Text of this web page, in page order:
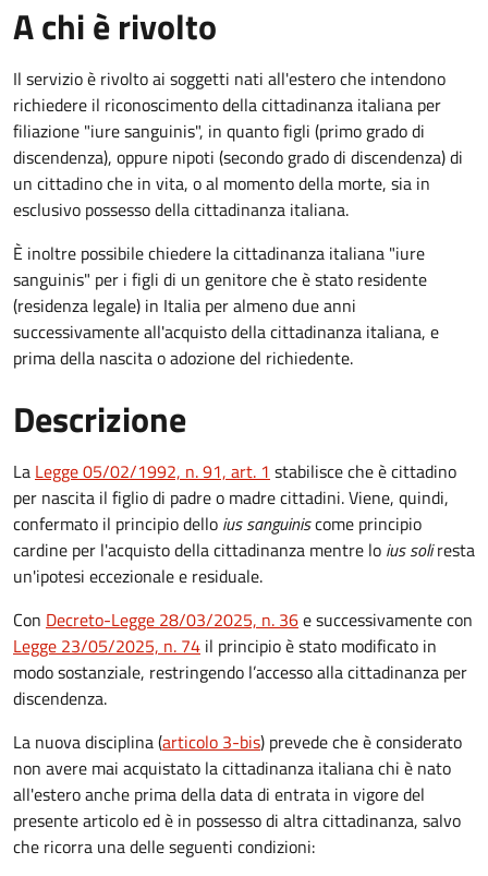
A chi è rivolto
Il servizio è rivolto ai soggetti nati all'estero che intendono
richiedere il riconoscimento della cittadinanza italiana per
filiazione "iure sanguinis", in quanto figli (primo grado di
discendenza), oppure nipoti (secondo grado di discendenza) di
un cittadino che in vita, o al momento della morte, sia in
esclusivo possesso della cittadinanza italiana.
È inoltre possibile chiedere la cittadinanza italiana "iure
sanguinis" per i figli di un genitore che è stato residente
(residenza legale) in Italia per almeno due anni
successivamente all'acquisto della cittadinanza italiana, e
prima della nascita o adozione del richiedente.
Descrizione
La Legge 05/02/1992, n. 91, art. 1 stabilisce che è cittadino
per nascita il figlio di padre o madre cittadini. Viene, quindi,
confermato il principio dello ius sanguiniscome principio
cardine per l'acquisto della cittadinanza mentre lo ius soliresta
un'ipotesi eccezionale e residuale.
Con Decreto-Legge 28/03/2025, n. 36e successivamente con
Legge 23/05/2025, n. 74 il principio è stato modificato in
modo sostanziale, restringendo l’accesso alla cittadinanza per
discendenza.
La nuova disciplina (articolo 3-bis) prevede cheèconsiderato
non avere mai acquistato la cittadinanza italiana chi è nato
all'estero anche prima della data di entrata in vigore del
presente articolo ed è in possesso di altra cittadinanza, salvo
che ricorra una delle seguenti condizioni: